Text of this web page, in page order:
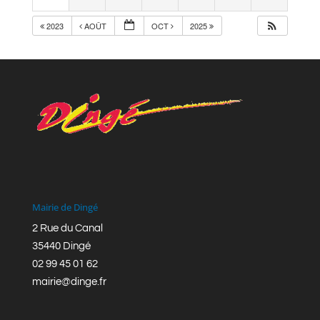
2023 AOÛT OCT 2025
Mairie de Dingé
2 Rue du Canal
35440 Dingé
02 99 45 01 62
mairie@dinge.fr